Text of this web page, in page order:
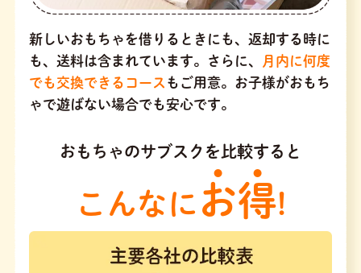
新しいおもちゃを借りるときにも、返却する時に
も、送料は含まれています。さらに、
月内に何度
でも交換できるコース もご用意。お子様がおもち
ゃで遊ばない場合でも安心です。
おもちゃのサブスクを比較すると
こんなに お得!